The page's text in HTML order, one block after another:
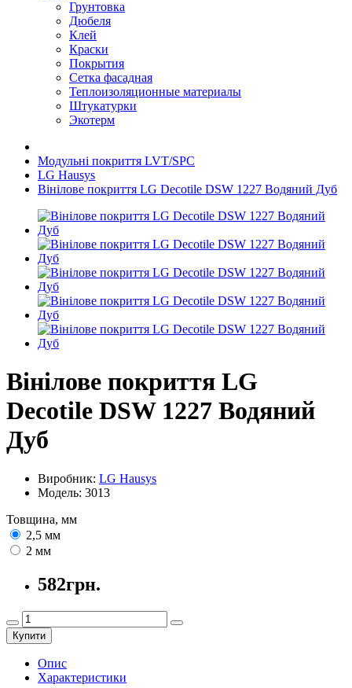
Грунтовка
Дюбеля
Клей
Краски
Покрытия
Сетка фасадная
Теплоизоляционные материалы
Штукатурки
Экотерм
Модульні покриття LVT/SPC
LG Hausys
Вінілове покриття LG Decotile DSW 1227 Водяний Дуб
Вінілове покриття LG
Decotile DSW 1227 Водяний
Дуб
Виробник: LG Hausys
Модель: 3013
Товщина, мм
2,5 мм
2 мм
582грн.
Купити
Опис
Характеристики